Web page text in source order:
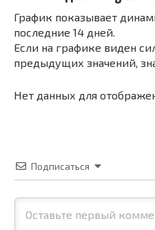
График показывает
последние 14 дней.
Если на графике виден
предыдущих значений,
Нет данных для
Подписаться